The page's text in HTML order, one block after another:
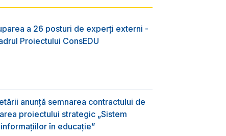
a 26 posturi de experți externi -
Proiectului ConsEDU
anunță semnarea contractului de
proiectului strategic „Sistem
în educație”